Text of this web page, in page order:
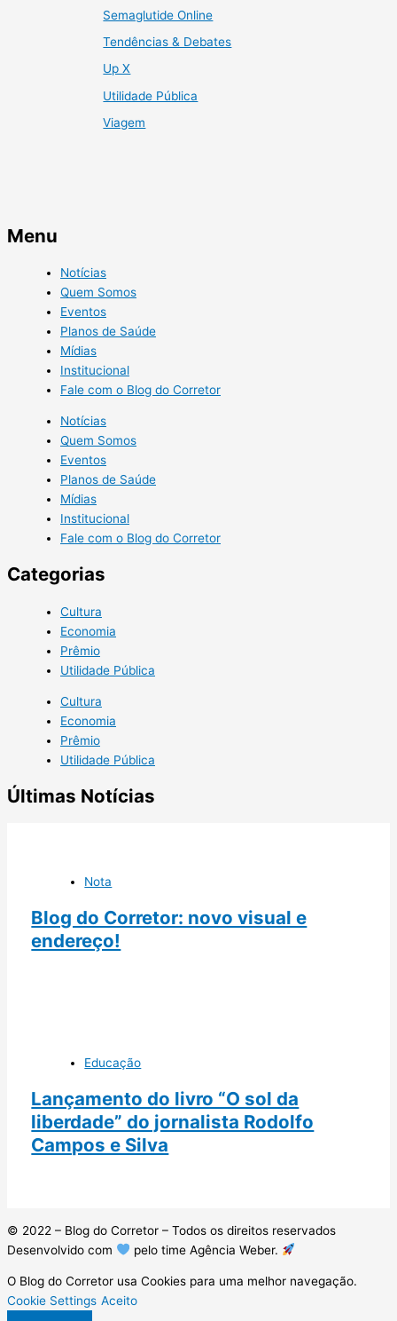
Semaglutide Online
Tendências & Debates
Up X
Utilidade Pública
Viagem
Menu
Notícias
Quem Somos
Eventos
Planos de Saúde
Mídias
Institucional
Fale com o Blog do Corretor
Notícias
Quem Somos
Eventos
Planos de Saúde
Mídias
Institucional
Fale com o Blog do Corretor
Categorias
Cultura
Economia
Prêmio
Utilidade Pública
Cultura
Economia
Prêmio
Utilidade Pública
Últimas Notícias
Nota
Blog do Corretor: novo visual e
endereço!
Educação
Lançamento do livro “O sol da
liberdade” do jornalista Rodolfo
Campos e Silva
© 2022 – Blog do Corretor – Todos os direitos reservados
Desenvolvido com
pelo time Agência Weber.
O Blog do Corretor usa Cookies para uma melhor navegação.
Cookie Settings Aceito